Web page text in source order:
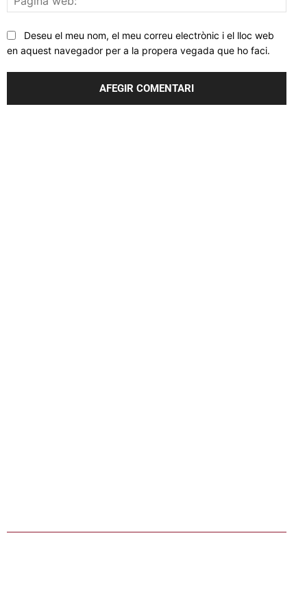
web:
Deseu el meu nom, el meu correu electrònic i el lloc web
en aquest navegador per a la propera vegada que ho faci.